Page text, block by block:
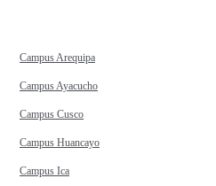
Campus Arequipa
Campus Ayacucho
Campus Cusco
Campus Huancayo
Campus Ica